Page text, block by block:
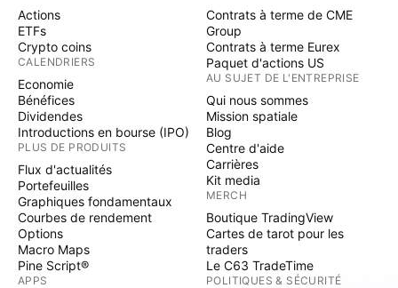
Actions
ETFs
Crypto coins
CALENDRIERS
Economie
Bénéfices
Dividendes
Introductions en bourse (IPO)
PLUS DE PRODUITS
Flux d'actualités
Portefeuilles
Graphiques fondamentaux
Courbes de rendement
Options
Macro Maps
Pine Script®
APPS
Contrats à terme de CME
Group
Contrats à terme Eurex
Paquet d'actions US
AU SUJET DE L'ENTREPRISE
Qui nous sommes
Mission spatiale
Blog
Centre d'aide
Carrières
Kit media
MERCH
Boutique TradingView
Cartes de tarot pour les
traders
Le C63 TradeTime
POLITIQUES & SÉCURITÉ